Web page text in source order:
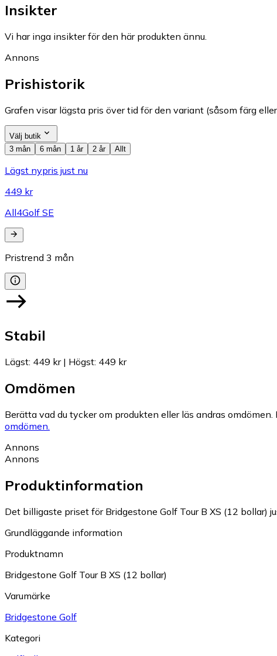
Insikter
Vi har inga insikter för den här produkten ännu.
Annons
Prishistorik
Grafen visar lägsta pris över tid för den variant (såsom färg
Välj butik
3 mån
6 mån 1 år 2 år Allt
Lägst nypris just nu
449 kr
All4Golf SE
Pristrend 3 mån
Stabil
Lägst: 449 kr| Högst: 449 kr
Omdömen
Berätta vad du tycker om produkten eller läs andras
omdömen.
Annons
Annons
Produktinformation
Det billigaste priset för Bridgestone Golf Tour B XS (12 bollar)
Grundläggande information
Produktnamn
Bridgestone Golf Tour B XS (12 bollar)
Varumärke
Bridgestone Golf
Kategori